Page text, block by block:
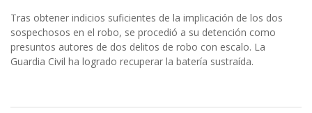
Tras obtener indicios suficientes de la implicación de los dos
sospechosos en el robo, se procedió a su detención como
presuntos autores de dos delitos de robo con escalo. La
Guardia Civil ha logrado recuperar la batería sustraída.